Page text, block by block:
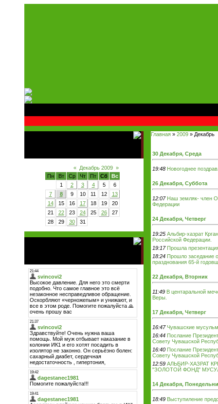
« Декабрь 2009 »
Пн
Вт Ср Чт Пт Сб
Вс
1
2 3 4 5
6
7
8 9 10 11 12
13
14
15 16 17 18 19
20
21
22 23 24 25 26
27
28
29 30 31
Главная» 2009 » Декабрь
30 Декабря, Среда
19:48 Новогоднее
26 Декабря, Суббота
12:07 Наш земляк- член
Федерации
24 Декабря, Четверг
19:25 Альбир-хазрат
Российской Федерации.
19:17 Прошла
18:24 Прошло заседание
празднования 65-й
22 Декабря, Вторник
11:49 В центаральной
Веры.
17 Декабря, Четверг
16:47 Чувашские
16:44 Послание
Совету Чувашской
16:40 Послание
Совету Чувашской
12:59 АЛЬБИР-ХАЗРАТ
"ЗОЛОТОЙ ФОНД"
14 Декабря,
18:49 Выступиление